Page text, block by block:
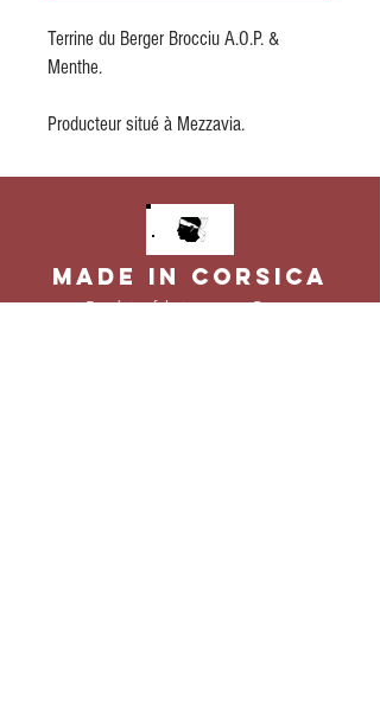
Terrine du Berger Brocciu A.O.P. &
Menthe.
Producteur situé à Mezzavia.
MADE IN CORSICA
Produits fabriqués en Corse